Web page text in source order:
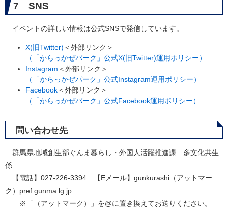
7 SNS
イベントの詳しい情報は公式SNSで発信しています。
X(旧Twitter) ＜外部リンク＞
（「からっかぜパーク」公式X(旧Twitter)運用ポリシー）
Instagram ＜外部リンク＞
（「からっかぜパーク」公式Instagram運用ポリシー）
Facebook＜外部リンク＞
（「からっかぜパーク」公式Facebook運用ポリシー）
問い合わせ先
群馬県地域創生部ぐんま暮らし・外国人活躍推進課 多文化共生
係
【電話】027-226-3394 【Eメール】gunkurashi（アットマー
ク）pref.gunma.lg.jp
※「（アットマーク）」を@に置き換えてお送りください。